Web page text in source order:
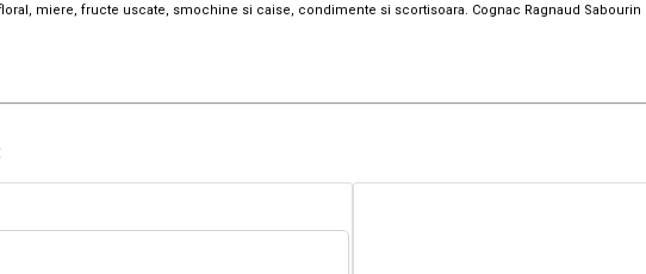
miere, fructe uscate, smochine si caise, condimente si scortisoara. Cognac Ragnaud